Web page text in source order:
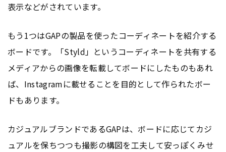
表示などがされています。
もう1つはGAPの製品を使ったコーディネートを紹介する
ボードです。「Styld」というコーディネートを共有する
メディアからの画像を転載してボードにしたものもあれ
ば、Instagramに載せることを目的として作られたボー
ドもあります。
カジュアルブランドであるGAPは、ボードに応じてカジ
ュアルを保ちつつも撮影の構図を工夫して安っぽくみせ